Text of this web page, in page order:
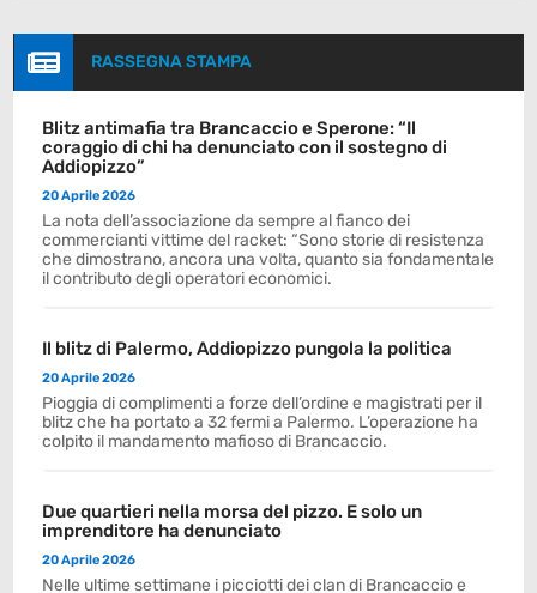
 RASSEGNA STAMPA
Blitz antimafia tra Brancaccio e Sperone: “Il
coraggio di chi ha denunciato con il sostegno di
Addiopizzo”
20 Aprile 2026
La nota dell’associazione da sempre al fianco dei
commercianti vittime del racket: “Sono storie di resistenza
che dimostrano, ancora una volta, quanto sia fondamentale
il contributo degli operatori economici.
Il blitz di Palermo, Addiopizzo pungola la politica
20 Aprile 2026
Pioggia di complimenti a forze dell’ordine e magistrati per il
blitz che ha portato a 32 fermi a Palermo. L’operazione ha
colpito il mandamento mafioso di Brancaccio.
Due quartieri nella morsa del pizzo. E solo un
imprenditore ha denunciato
20 Aprile 2026
Nelle ultime settimane i picciotti dei clan di Brancaccio e